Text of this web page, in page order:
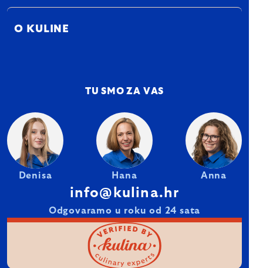
O KULINE
TU SMO ZA VAS
Denisa Hana Anna
info@kulina.hr
Odgovaramo u roku od 24 sata